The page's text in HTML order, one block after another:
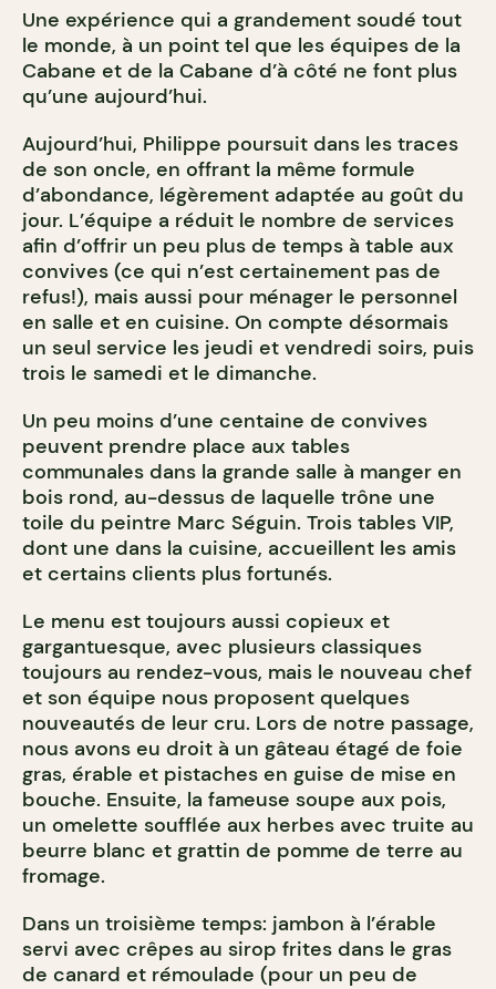
Une expérience qui a grandement soudé tout
le monde, à un point tel que les équipes de la
Cabane et de la Cabane d’à côté ne font plus
qu’une aujourd’hui.
Aujourd’hui, Philippe poursuit dans les traces
de son oncle, en offrant la même formule
d’abondance, légèrement adaptée au goût du
jour. L’équipe a réduit le nombre de services
afin d’offrir un peu plus de temps à table aux
convives (ce qui n’est certainement pas de
refus!), mais aussi pour ménager le personnel
en salle et en cuisine. On compte désormais
un seul service les jeudi et vendredi soirs, puis
trois le samedi et le dimanche.
Un peu moins d’une centaine de convives
peuvent prendre place aux tables
communales dans la grande salle à manger en
bois rond, au-dessus de laquelle trône une
toile du peintre Marc Séguin. Trois tables VIP,
dont une dans la cuisine, accueillent les amis
et certains clients plus fortunés.
Le menu est toujours aussi copieux et
gargantuesque, avec plusieurs classiques
toujours au rendez-vous, mais le nouveau chef
et son équipe nous proposent quelques
nouveautés de leur cru. Lors de notre passage,
nous avons eu droit à un gâteau étagé de foie
gras, érable et pistaches en guise de mise en
bouche. Ensuite, la fameuse soupe aux pois,
un omelette soufflée aux herbes avec truite au
beurre blanc et grattin de pomme de terre au
fromage.
Dans un troisième temps: jambon à l’érable
servi avec crêpes au sirop frites dans le gras
de canard et rémoulade (pour un peu de